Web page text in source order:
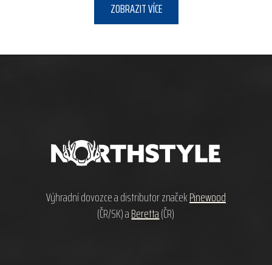
ZOBRAZIT VÍCE
Výhradní dovozce a distributor značekPinewood
(ČR/SK) aBeretta(ČR)